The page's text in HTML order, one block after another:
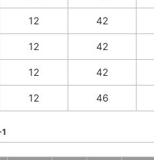
12 42
12 42
12 42
12 46